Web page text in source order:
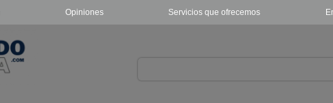
Servicios que ofrecemos
Opiniones